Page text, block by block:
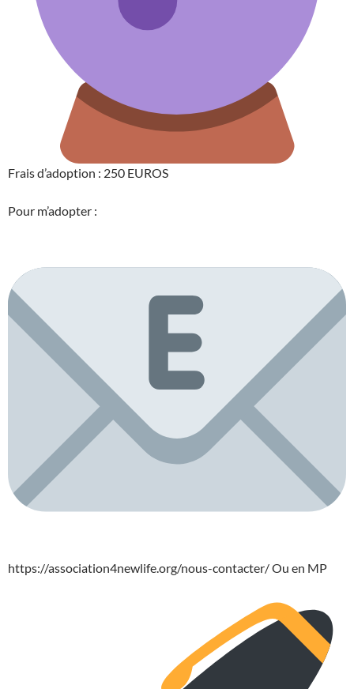
Frais d’adoption : 250 EUROS
Pour m’adopter :
https://association4newlife.org/nous-contacter/ Ou en MP